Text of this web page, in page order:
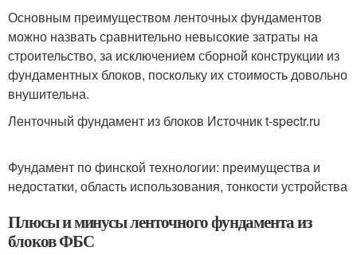
Основным преимуществом ленточных фундаментов
можно назвать сравнительно невысокие затраты на
строительство, за исключением сборной конструкции из
фундаментных блоков, поскольку их стоимость довольно
внушительна.
Ленточный фундамент из блоков Источник t-spectr.ru
Фундамент по финской технологии: преимущества и
недостатки, область использования, тонкости устройства
Плюсы и минусы ленточного фундамента из
блоков ФБС